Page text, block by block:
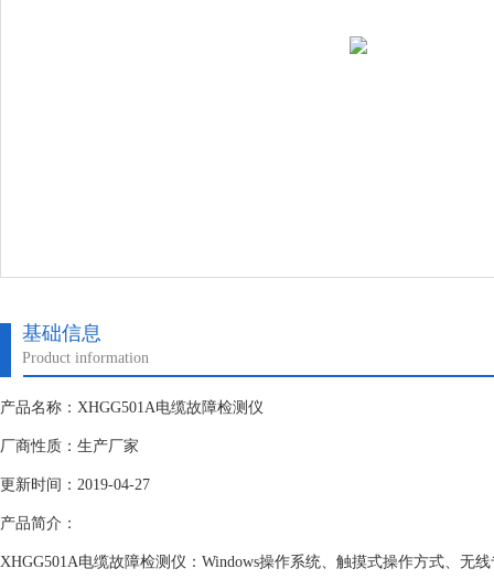
基础信息
Product information
产品名称：XHGG501A电缆故障检测仪
厂商性质：生产厂家
更新时间：2019-04-27
产品简介：
XHGG501A电缆故障检测仪：Windows操作系统、触摸式操作方式、无